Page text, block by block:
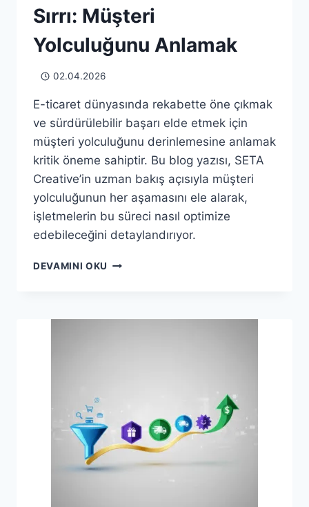
Sırrı: Müşteri
Yolculuğunu Anlamak
02.04.2026
E-ticaret dünyasında rekabette öne çıkmak
ve sürdürülebilir başarı elde etmek için
müşteri yolculuğunu derinlemesine anlamak
kritik öneme sahiptir. Bu blog yazısı, SETA
Creative’in uzman bakış açısıyla müşteri
yolculuğunun her aşamasını ele alarak,
işletmelerin bu süreci nasıl optimize
edebileceğini detaylandırıyor.
DEVAMINI OKU
MÜŞTERI